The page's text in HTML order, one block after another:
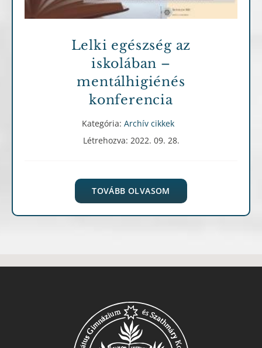
Lelki egészség az
iskolában –
mentálhigiénés
konferencia
Kategória: Archív cikkek
Létrehozva: 2022. 09. 28.
TOVÁBB OLVASOM